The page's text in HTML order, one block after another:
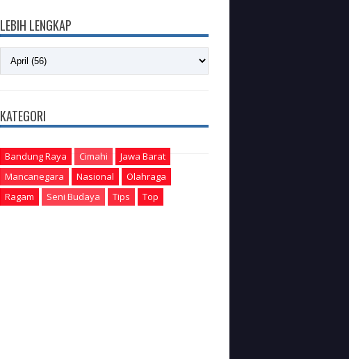
LEBIH LENGKAP
KATEGORI
Bandung Raya Cimahi
Jawa Barat
Mancanegara
Nasional
Olahraga
Ragam
Seni Budaya Tips Top